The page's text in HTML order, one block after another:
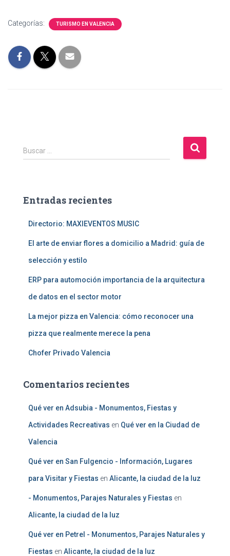
Categorías: TURISMO EN VALENCIA
B
u
r
Buscar …
Entradas recientes
Directorio: MAXIEVENTOS MUSIC
El arte de enviar flores a domicilio a Madrid: guía de
selección y estilo
ERP para automoción importancia de la arquitectura
de datos en el sector motor
La mejor pizza en Valencia: cómo reconocer una
pizza que realmente merece la pena
Chofer Privado Valencia
Comentarios recientes
Qué ver en Adsubia - Monumentos, Fiestas y
Actividades Recreativas en Qué ver en la Ciudad de
Valencia
Qué ver en San Fulgencio - Información, Lugares
para Visitar y Fiestas en Alicante, la ciudad de la luz
- Monumentos, Parajes Naturales y Fiestas en
Alicante, la ciudad de la luz
Qué ver en Petrel - Monumentos, Parajes Naturales y
Fiestas en Alicante, la ciudad de la luz